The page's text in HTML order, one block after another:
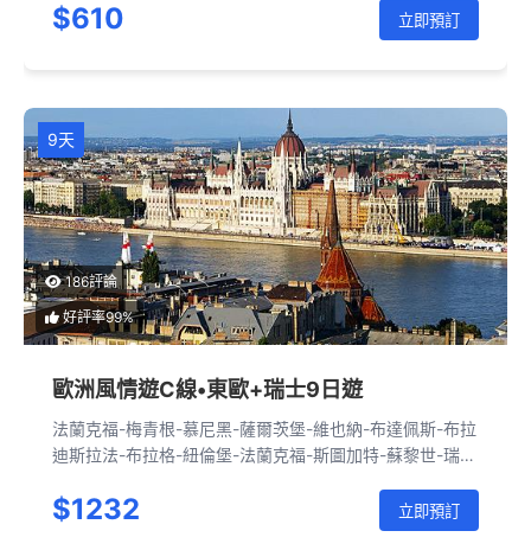
$610 立即預訂
9天
186評論
好評率99%
歐洲風情遊C線•東歐+瑞士9日遊
法蘭克福-梅青根-慕尼黑-薩爾茨堡-維也納-布達佩斯-布拉
迪斯拉法-布拉格-紐倫堡-法蘭克福-斯圖加特-蘇黎世-瑞士
豪森-斯圖加特-法蘭克福
$1232 立即預訂